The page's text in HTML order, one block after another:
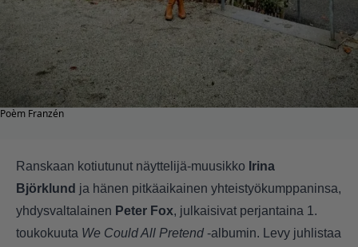
Poèm Franzén
Ranskaan kotiutunut näyttelijä-muusikko Irina
Björklund ja hänen pitkäaikainen yhteistyökumppaninsa,
yhdysvaltalainen Peter Fox, julkaisivat perjantaina 1.
toukokuuta We Could All Pretend -albumin. Levy juhlistaa